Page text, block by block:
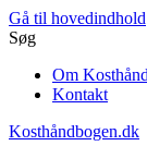
Gå til hovedindhold
Søg
Om
Kontakt
Kosthåndbogen.dk